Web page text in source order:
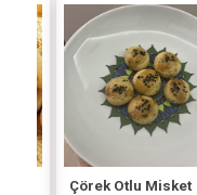
Çörek Otlu Misket